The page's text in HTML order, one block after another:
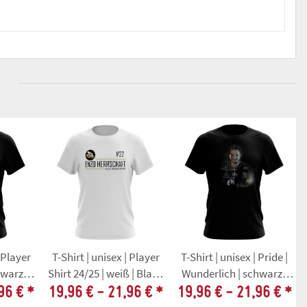
|
€ *
T-Shirt | unisex | Player
Shirt 24/25 | weiß | Black
Dragons
19,96 € - 21,96 € *
T-Shirt | unisex | Pride |
Wunderlich | schwarz |
Black Dragons
19,96 € - 21,96 € *